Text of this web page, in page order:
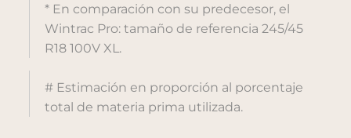
* En comparación con su predecesor, el
Wintrac Pro: tamaño de referencia 245/45
R18 100V XL.
# Estimación en proporción al porcentaje
total de materia prima utilizada.